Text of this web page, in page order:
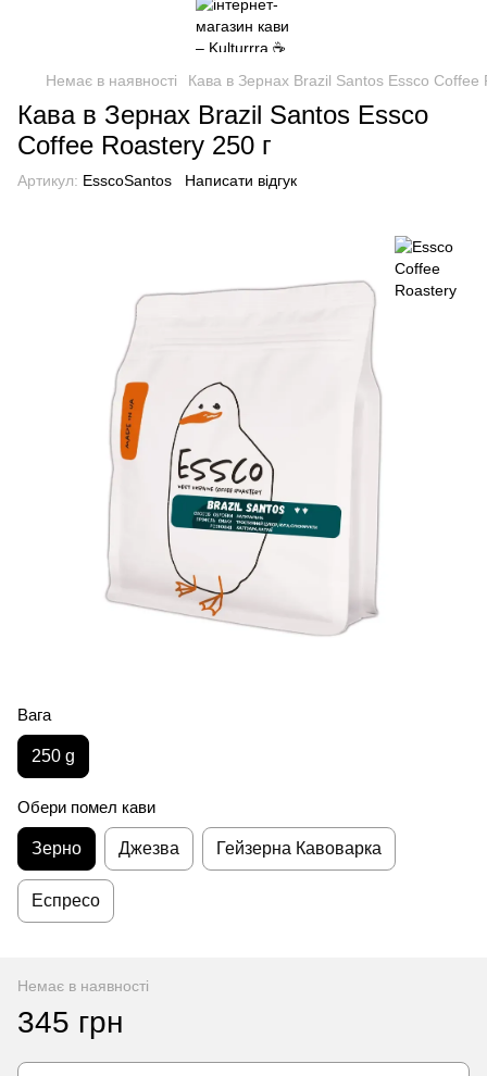
Немає в наявності Кава в Зернах Brazil Santos Essco Coffee
Кава в Зернах Brazil Santos Essco
Coffee Roastery 250 г
Артикул: EsscoSantos Написати відгук
Вага
250 g
Обери помел кави
Зерно Джезва Гейзерна Кавоварка
Еспресо
Немає в наявності
345 грн